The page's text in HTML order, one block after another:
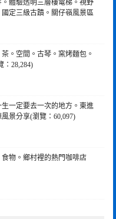
。體驗透明三層樓電梯。視野
定三級古蹟。關仔嶺風景區
。空間。古琴。窯烤麵包。
：28,284)
生一定要去一次的地方。東進
景分享(瀏覽：60,097)
食物。鄉村裡的熱門咖啡店